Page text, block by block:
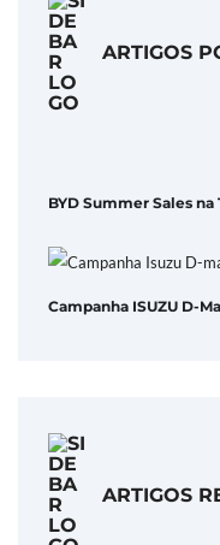
ARTIGOS
BYD Summer Sales
Campanha ISUZU D-
ARTIGOS